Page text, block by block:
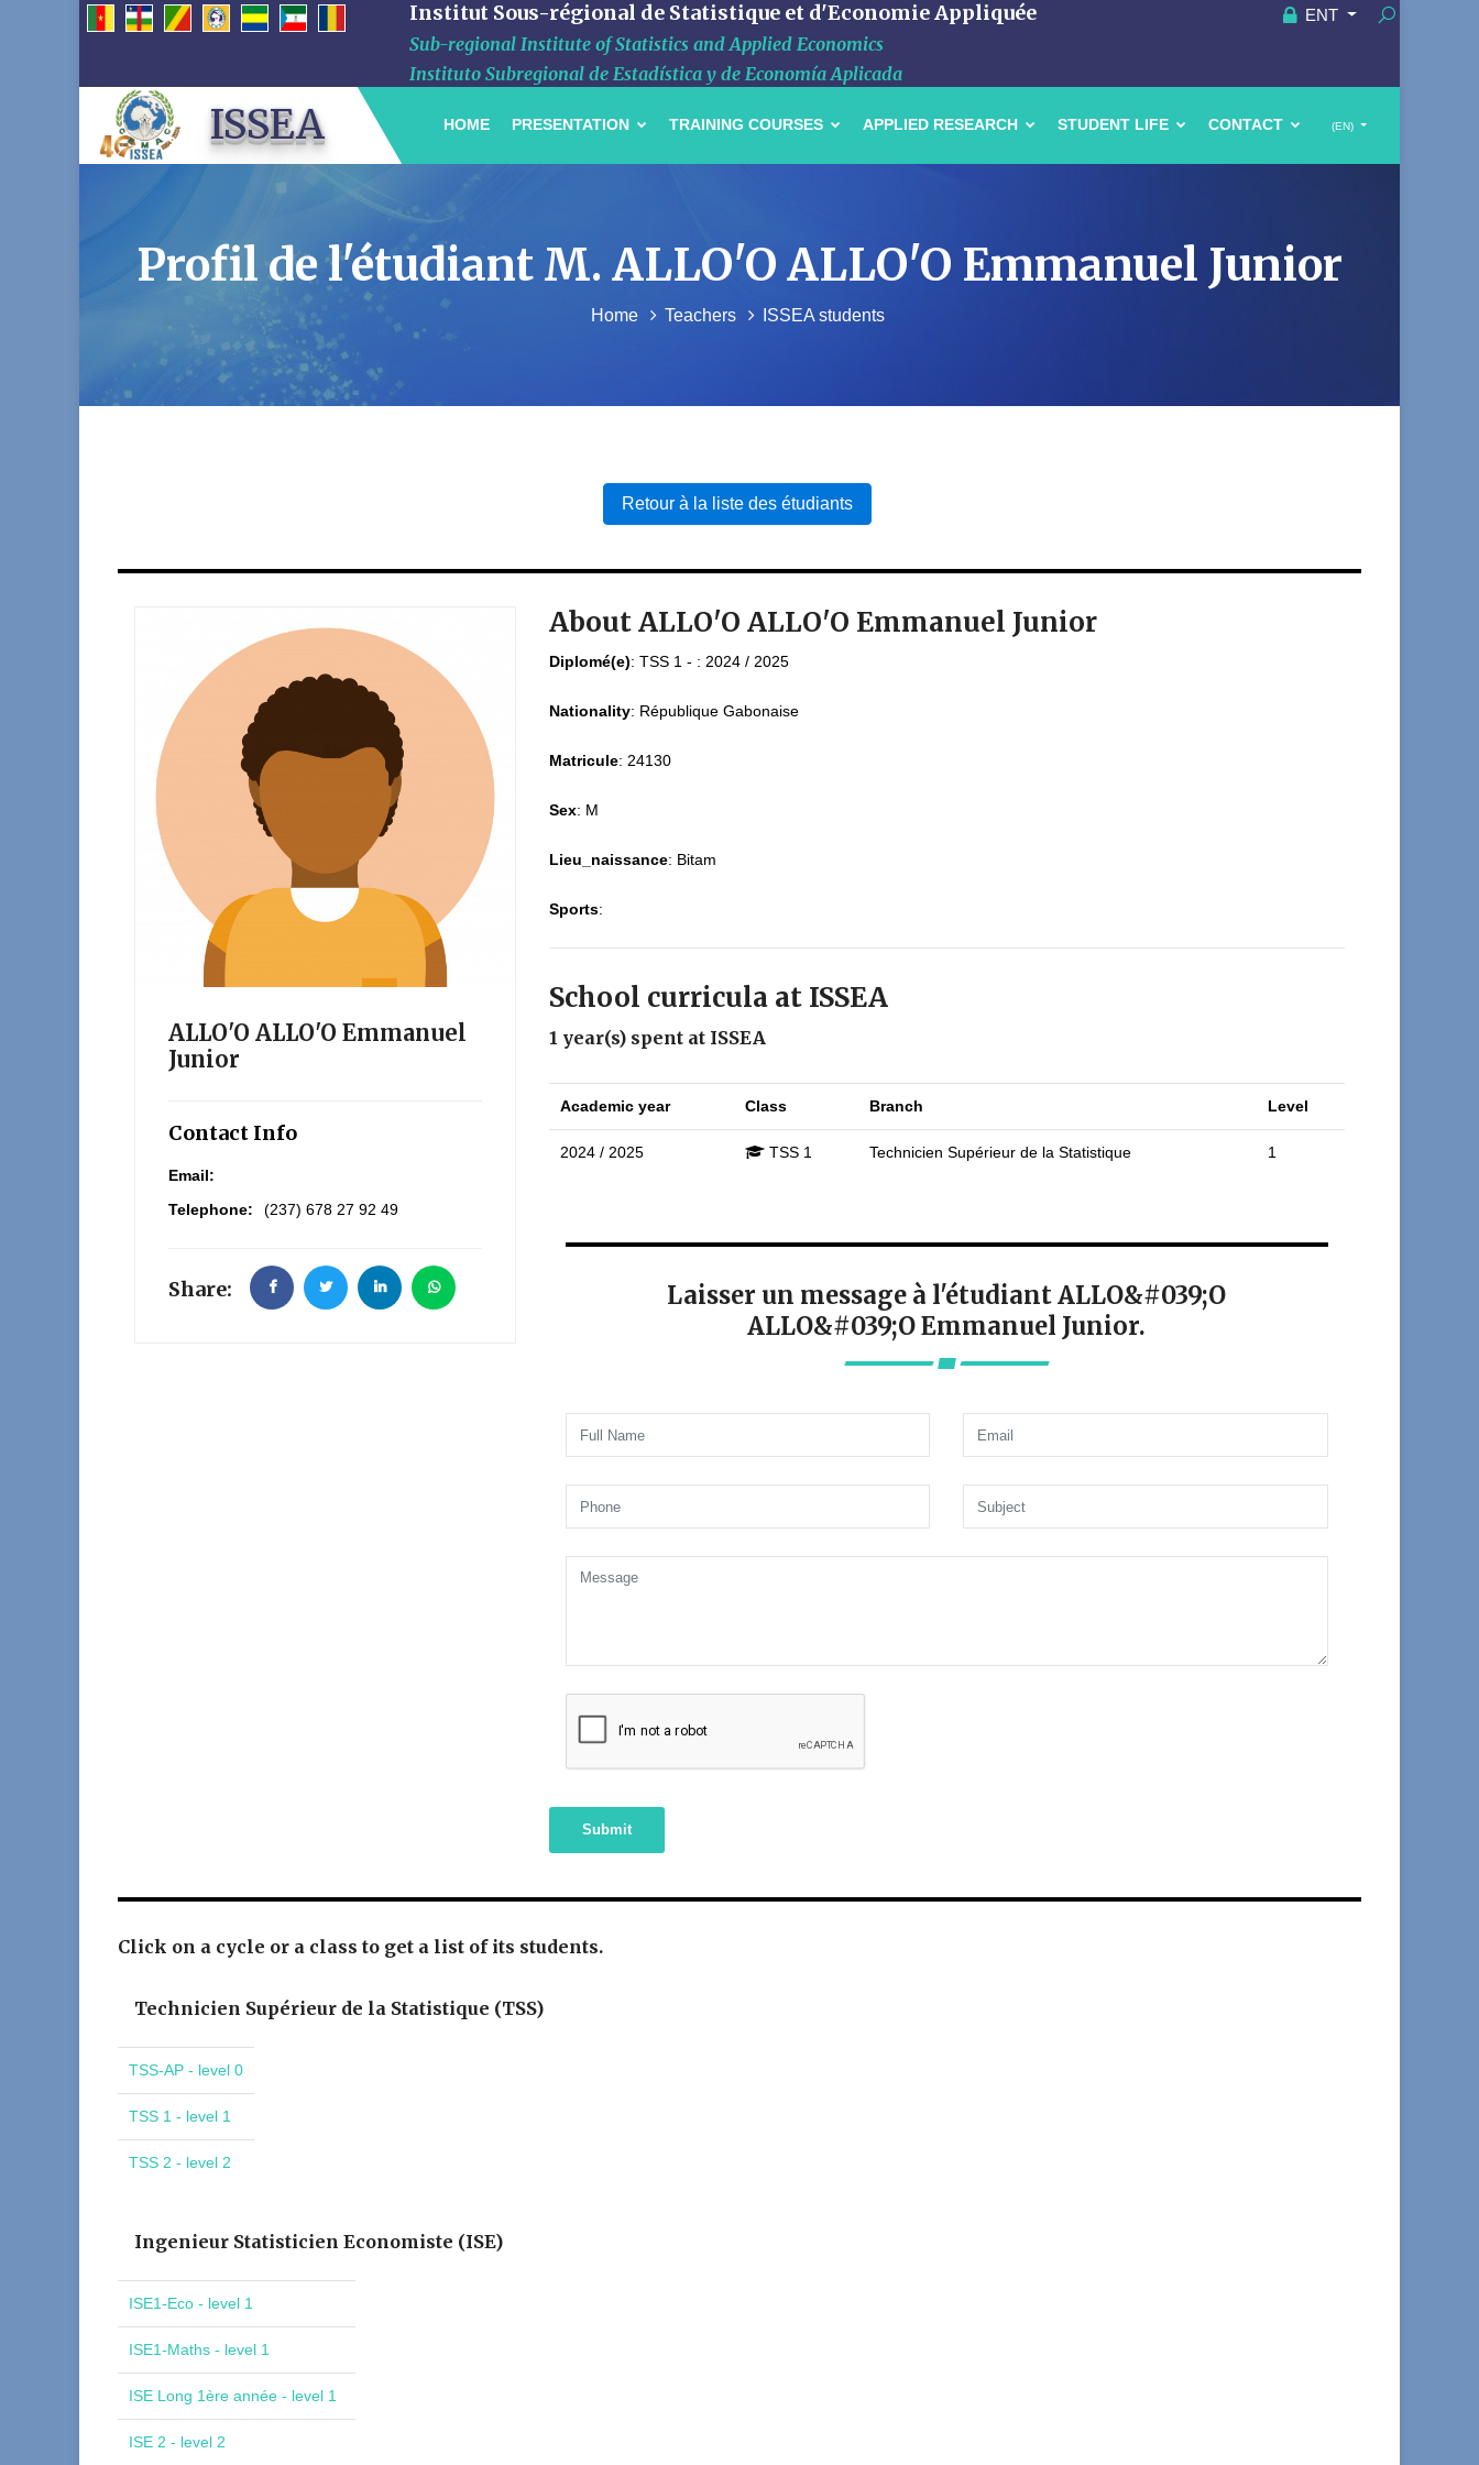
Institut Sous-régional de Statistique et d'Economie Appliquée
Sub-regional Institute of Statistics and Applied Economics
Instituto Subregional de Estadística y de Economía Aplicada
ENT
ISSEA (EN)
HOME PRESENTATION TRAINING COURSES APPLIED RESEARCH STUDENT LIFE CONTACT
Profil de l'étudiant M. ALLO'O ALLO'O Emmanuel Junior
Home Teachers ISSEA students
Retour à la liste des étudiants
ALLO'O ALLO'O Emmanuel
Junior
Contact Info
Email:
Telephone:
(237) 678 27 92 49
Share:
About ALLO'O ALLO'O Emmanuel Junior
Diplomé(e): TSS 1 - : 2024 / 2025
Nationality: République Gabonaise
Matricule: 24130
Sex: M
Lieu_naissance: Bitam
Sports:
School curricula at ISSEA
1 year(s) spent at ISSEA
Academic year Class Branch Level
2024 / 2025 TSS 1 Technicien Supérieur de la Statistique 1
Laisser un message à l'étudiant ALLO&#039;O
ALLO&#039;O Emmanuel Junior.
Submit
Click on a cycle or a class to get a list of its students.
Technicien Supérieur de la Statistique (TSS)
TSS-AP - level 0
TSS 1 - level 1
TSS 2 - level 2
Ingenieur Statisticien Economiste (ISE)
ISE1-Eco - level 1
ISE1-Maths - level 1
ISE Long 1ère année - level 1
ISE 2 - level 2